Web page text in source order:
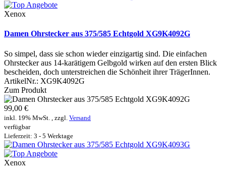
Xenox
Damen Ohrstecker aus 375/585 Echtgold XG9K4092G
So simpel, dass sie schon wieder einzigartig sind. Die einfachen
Ohrstecker aus 14-karätigem Gelbgold wirken auf den ersten Blick
bescheiden, doch unterstreichen die Schönheit ihrer TrägerInnen.
ArtikelNr.: XG9K4092G
Zum Produkt
99,00 €
inkl. 19% MwSt. , zzgl. Versand
verfügbar
Lieferzeit: 3 - 5 Werktage
Xenox